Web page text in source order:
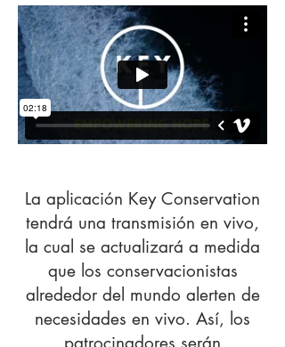
La aplicación Key Conservation
tendrá una transmisión en vivo,
la cual se actualizará a medida
que los conservacionistas
alrededor del mundo alerten de
necesidades en vivo. Así, los